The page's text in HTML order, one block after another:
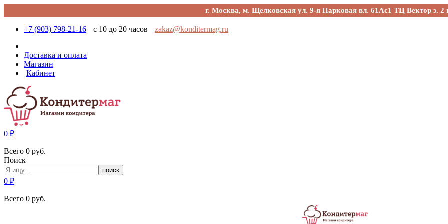
г. Москва, м. Щелковская ул. 9-я Парковая вл. 61Ас1 ТЦ Вектор э. 2
+7 (903) 798-21-16 с 10 до 20 часов zakaz@konditermag.ru
Доставка и оплата
Магазин
Кабинет
0 ₽
Всего 0 руб.
Поиск
поиск
0 ₽
Всего 0 руб.